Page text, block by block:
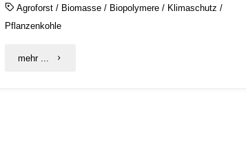
Agroforst / Biomasse / Biopolymere / Klimaschutz /
Pflanzenkohle
mehr ... "Umsetzungsstrategien